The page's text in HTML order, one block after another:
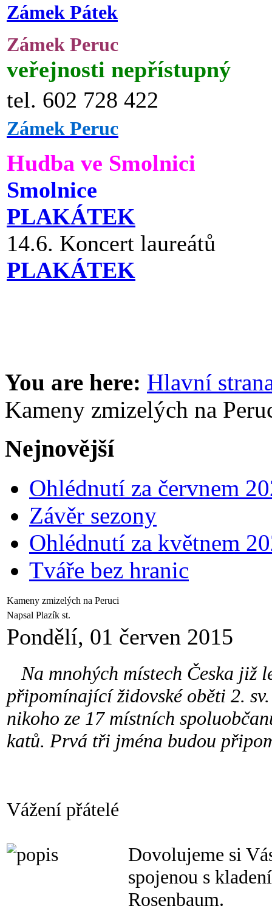
Zámek Pátek
Zámek Peruc
veřejnosti nepřístupný
tel. 602 728 422
Zámek Peruc
Hudba ve Smolnici
Smolnice
PLAKÁTEK
14.6. Koncert laureátů
PLAKÁTEK
You are here: Hlavní
Kameny zmizelých na
Nejnovější
Ohlédnutí za červnem
Závěr sezony
Ohlédnutí za květnem
Tváře bez hranic
Kameny zmizelých na Peruci
Napsal Plazík st.
Pondělí, 01 červen 2015
Na mnohých místech Česka již
připomínající židovské oběti 2.
nikoho ze 17 místních
katů. Prvá tři jména budou
Vážení přátelé
Dovolujeme si
spojenou s
Rosenbaum.